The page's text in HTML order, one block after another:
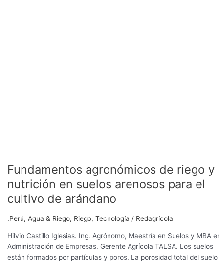
Fundamentos agronómicos de riego y
nutrición en suelos arenosos para el
cultivo de arándano
.Perú, Agua & Riego, Riego, Tecnología / Redagrícola
Hilvio Castillo Iglesias. Ing. Agrónomo, Maestría en Suelos y MBA
Administración de Empresas. Gerente Agrícola TALSA. Los suelos
están formados por partículas y poros. La porosidad total del suelo